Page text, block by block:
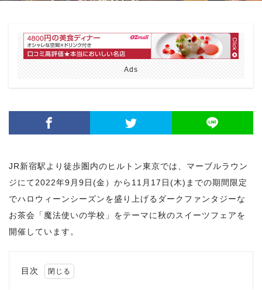
Ads
JR新宿駅より徒歩圏内のヒルトン東京では、マーブルラウン
ジにて2022年9月9日(金）から11月17日(木)までの期間限定
でハロウィーンシーズンを盛り上げるダークファンタジーな
お茶会「魔法使いの学校」をテーマに秋のスイーツフェアを
開催しています。
目次